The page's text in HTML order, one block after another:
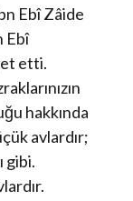
Ebî Zâide
Ebî
etti.
hakkında
avlardır;
gibi.